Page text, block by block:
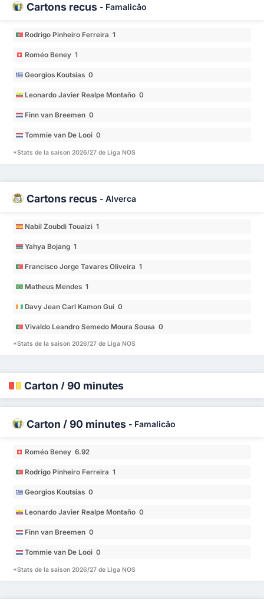
Cartons reçus - Famalicão
Rodrigo Pinheiro Ferreira 1
Roméo Beney 1
Georgios Koutsias 0
Leonardo Javier Realpe Montaño 0
Finn van Breemen 0
Tommie van De Looi 0
*Stats de la saison 2026/27 de Liga NOS
Cartons reçus - Alverca
Nabil Zoubdi Touaizi 1
Yahya Bojang 1
Francisco Jorge Tavares Oliveira 1
Matheus Mendes 1
Davy Jean Carl Kamon Gui 0
Vivaldo Leandro Semedo Moura Sousa 0
*Stats de la saison 2026/27 de Liga NOS
Carton / 90 minutes
Carton / 90 minutes - Famalicão
Roméo Beney 6.92
Rodrigo Pinheiro Ferreira 1
Georgios Koutsias 0
Leonardo Javier Realpe Montaño 0
Finn van Breemen 0
Tommie van De Looi 0
*Stats de la saison 2026/27 de Liga NOS